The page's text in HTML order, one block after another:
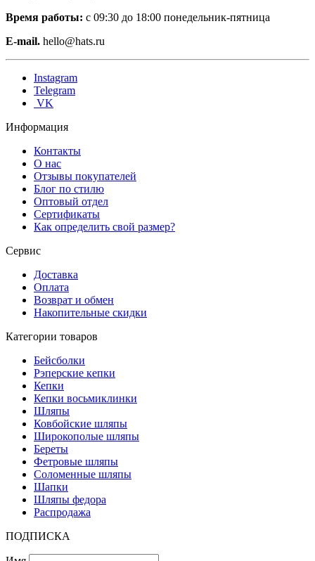
Время работы: с 09:30 до 18:00 понедельник-пятница
E-mail. hello@hats.ru
Instagram
Telegram
VK
Информация
Контакты
О нас
Отзывы покупателей
Блог по стилю
Оптовый отдел
Сертификаты
Как определить свой размер?
Сервис
Доставка
Оплата
Возврат и обмен
Накопительные скидки
Категории товаров
Бейсболки
Рэперские кепки
Кепки
Кепки восьмиклинки
Шляпы
Ковбойские шляпы
Широкополые шляпы
Береты
Фетровые шляпы
Соломенные шляпы
Шапки
Шляпы федора
Распродажа
ПОДПИСКА